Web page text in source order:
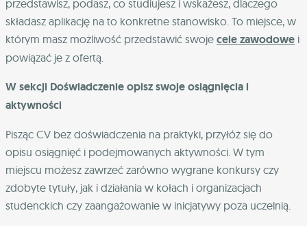
przedstawisz, podasz, co studiujesz i wskażesz, dlaczego
składasz aplikację na to konkretne stanowisko. To miejsce, w
którym masz możliwość przedstawić swoje cele zawodowe i
powiązać je z ofertą.
W sekcji Doświadczenie opisz swoje osiągnięcia i
aktywności
Pisząc CV bez doświadczenia na praktyki, przyłóż się do
opisu osiągnięć i podejmowanych aktywności. W tym
miejscu możesz zawrzeć zarówno wygrane konkursy czy
zdobyte tytuły, jak i działania w kołach i organizacjach
studenckich czy zaangażowanie w inicjatywy poza uczelnią.